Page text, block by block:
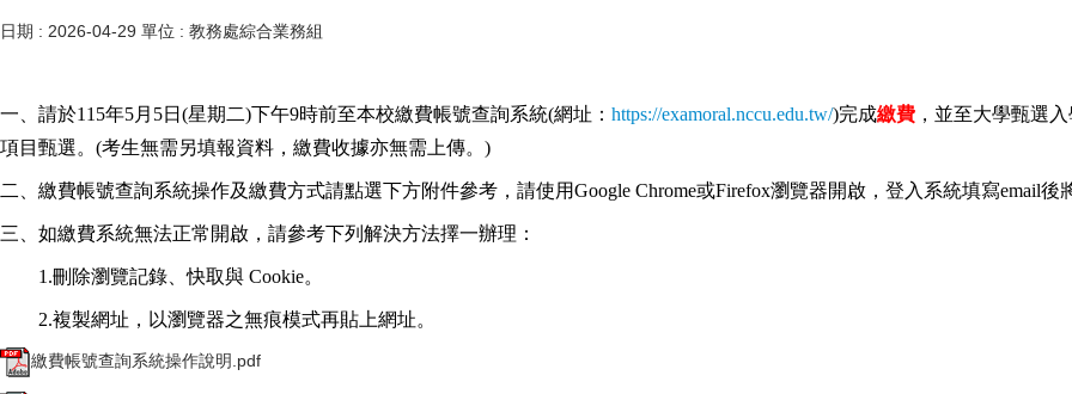
日期 : 2026-04-29 單位 : 教務處綜合業務組
一、請於115年5月5日(星期二)下午9時前至本校繳費帳號查詢系統(網址： https://examoral.nccu.edu.tw/)完成繳費 ，並至大學甄選
項目甄選。(考生無需另填報資料，繳費收據亦無需上傳。)
二、繳費帳號查詢系統操作及繳費方式請點選下方附件參考， 請使用Google Chrome或Firefox瀏覽器開啟， 登入系統填寫email後
三、如繳費系統無法正常開啟，請參考下列解決方法擇一辦理：
1.刪除瀏覽記錄、快取與 Cookie。
2.複製網址，以瀏覽器之無痕模式再貼上網址。
繳費帳號查詢系統操作說明.pdf